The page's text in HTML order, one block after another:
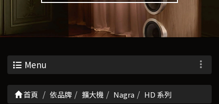
Menu
首頁 依品牌 擴大機 Nagra HD 系列